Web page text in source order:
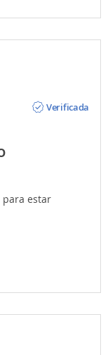
Verificada
para estar